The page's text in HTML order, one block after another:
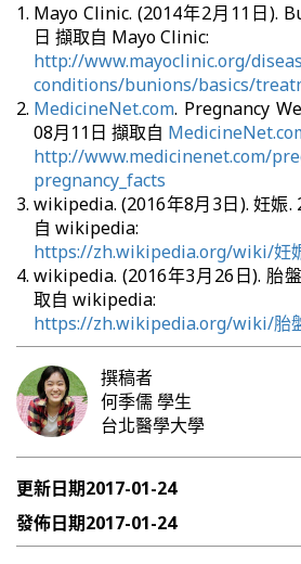
Mayo Clinic. (2014年2月11日).
日 擷取自 Mayo Clinic:
http://www.mayoclinic.org/
conditions/bunions/basics/
MedicineNet.com. Pregnancy
08月11日 擷取自
http://www.medicinenet.com/
pregnancy_facts
wikipedia. (2016年8月3日). 妊娠.
自 wikipedia:
https://zh.wikipedia.org/wiki/妊
wikipedia. (2016年3月26日). 胎
取自 wikipedia:
https://zh.wikipedia.org/wiki/胎
撰稿者
何季儒學生
台北醫學大學
更新日期2017-01-24
發佈日期2017-01-24